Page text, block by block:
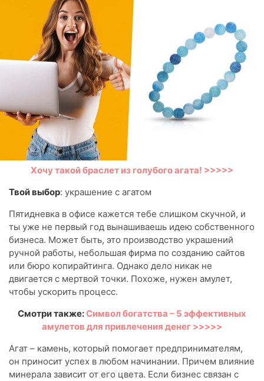
Хочу такой браслет из голубого агата! >>>>>
Твой выбор: украшение с агатом
Пятидневка в офисе кажется тебе слишком скучной, и
ты уже не первый год вынашиваешь идею собственного
бизнеса. Может быть, это производство украшений
ручной работы, небольшая фирма по созданию сайтов
или бюро копирайтинга. Однако дело никак не
двигается с мертвой точки. Похоже, нужен амулет,
чтобы ускорить процесс.
Смотри также:Символ богатства – 5 эффективных
амулетов для привлечения денег >>>>>
Агат – камень, который помогает предпринимателям,
он приносит успех в любом начинании. Причем влияние
минерала зависит от его цвета. Если бизнес связан с